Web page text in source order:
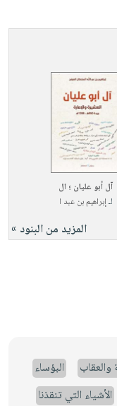
آل أبو عليان ؛ ال
لـإبراهيم بن عبد ا
المزيد من البنود »
والعقاب
البؤساء
الأشياء التي تنقذنا